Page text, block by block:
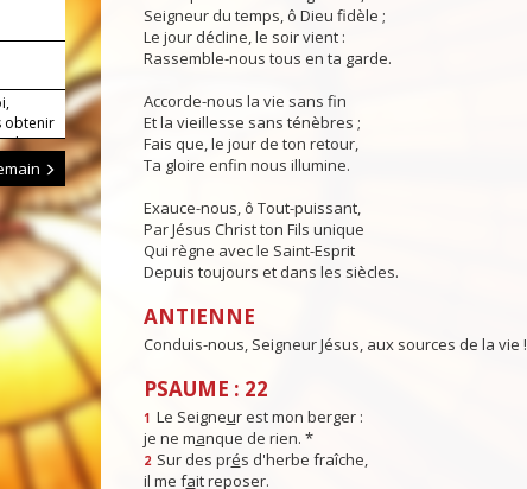
obtenir
Seigneur du temps, ô Dieu fidèle ;
Le jour décline, le soir vient :
Rassemble-nous tous en ta garde.
Accorde-nous la vie sans fin
Et la vieillesse sans ténèbres ;
Fais que, le jour de ton retour,
Ta gloire enfin nous illumine.
Exauce-nous, ô Tout-puissant,
Par Jésus Christ ton Fils unique
Qui règne avec le Saint-Esprit
Depuis toujours et dans les siècles.
ANTIENNE
Conduis-nous, Seigneur Jésus, aux sources de la vie !
PSAUME : 22
1 Le Seigneur est mon berger :
je ne manque de rien. *
2 Sur des prés d'herbe fraîche,
il me fait reposer.